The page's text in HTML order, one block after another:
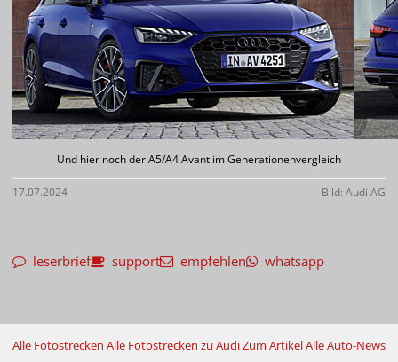
Und hier noch der A5/A4 Avant im Generationenvergleich
17.07.2024 Bild: Audi AG
leserbrief support empfehlen whatsapp
Alle Fotostrecken Alle Fotostrecken zu AudiZum ArtikelAlle Auto-News